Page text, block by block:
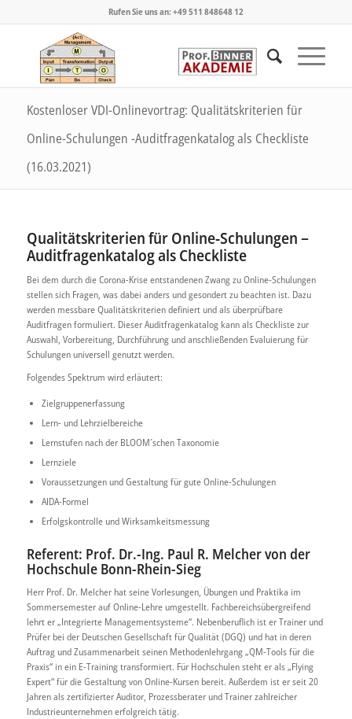
Rufen Sie uns an: +49 511 848648 12
Kostenloser VDI-Onlinevortrag: Qualitätskriterien für
Online-Schulungen -Auditfragenkatalog als Checkliste
(16.03.2021)
Qualitätskriterien für Online-Schulungen –
Auditfragenkatalog als Checkliste
Bei dem durch die Corona-Krise entstandenen Zwang zu Online-Schulungen
stellen sich Fragen, was dabei anders und gesondert zu beachten ist. Dazu
werden messbare Qualitätskriterien definiert und als überprüfbare
Auditfragen formuliert. Dieser Auditfragenkatalog kann als Checkliste zur
Auswahl, Vorbereitung, Durchführung und anschließenden Evaluierung für
Schulungen universell genutzt werden.
Folgendes Spektrum wird erläutert:
Zielgruppenerfassung
Lern- und Lehrzielbereiche
Lernstufen nach der BLOOM´schen Taxonomie
Lernziele
Voraussetzungen und Gestaltung für gute Online-Schulungen
AIDA-Formel
Erfolgskontrolle und Wirksamkeitsmessung
Referent: Prof. Dr.-Ing. Paul R. Melcher von der
Hochschule Bonn-Rhein-Sieg
Herr Prof. Dr. Melcher hat seine Vorlesungen, Übungen und Praktika im
Sommersemester auf Online-Lehre umgestellt. Fachbereichsübergreifend
lehrt er „Integrierte Managementsysteme“. Nebenberuflich ist er Trainer und
Prüfer bei der Deutschen Gesellschaft für Qualität (DGQ) und hat in deren
Auftrag und Zusammenarbeit seinen Methodenlehrgang „QM-Tools für die
Praxis“ in ein E-Training transformiert. Für Hochschulen steht er als „Flying
Expert“ für die Gestaltung von Online-Kursen bereit. Außerdem ist er seit 20
Jahren als zertifizierter Auditor, Prozessberater und Trainer zahlreicher
Industrieunternehmen erfolgreich tätig.